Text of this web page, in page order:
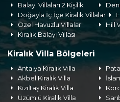
Balayı Villaları 2 Kişilik
Doğayla İç İçe Kiralık Villalar
Özel Havuzlu Villalar
Hill
Kiralık Balayı Villası
Kiralık Villa Bölgeleri
Antalya Kiralık Villa
Akbel Kiralık Villa
Kızıltaş Kiralık Villa
Üzümlü Kiralık Villa